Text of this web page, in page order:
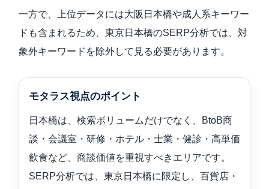
一方で、上位データには大阪日本橋や成人系キーワー
ドも含まれるため、東京日本橋のSERP分析では、対
象外キーワードを除外して見る必要があります。
モタラス視点のポイント
日本橋は、検索ボリュームだけでなく、BtoB商
談・会議室・研修・ホテル・士業・健診・高単価
飲食など、商談価値を重視すべきエリアです。
SERP分析では、東京日本橋に限定し、百貨店・